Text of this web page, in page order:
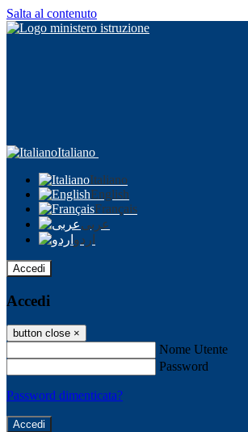
Salta al contenuto
Italiano
Italiano
English
Français
عربى
اردو
Accedi
Accedi
button close ×
Nome Utente
Password
Password dimenticata?